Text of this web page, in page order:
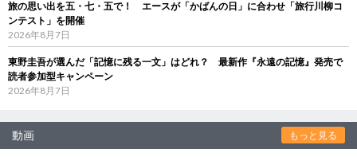
旅の思い出を五・七・五で！ エースが「かばんの日」に合わせ「旅行川柳コ
ンテスト」を開催
2026年8月7日
東野圭吾が選んだ「記憶に残る一文」はどれ？ 最新作『永遠の記憶』発売で
読者参加型キャンペーン
2026年8月7日
動画 もっと見る